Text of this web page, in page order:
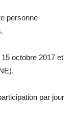
personne
octobre 2017 et
par jour